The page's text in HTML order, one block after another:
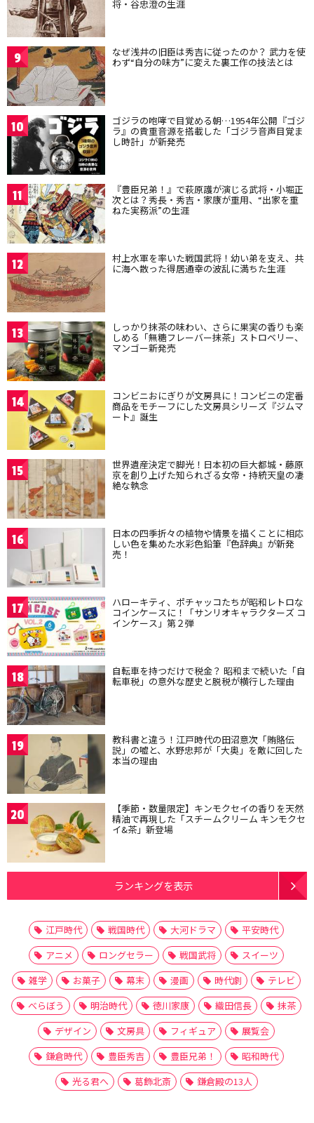
将・谷忠澄の生涯
9 なぜ浅井の旧臣は秀吉に従ったのか？ 武力を使
わず“自分の味方”に変えた裏工作の技法とは
10 ゴジラの咆哮で目覚める朝…1954年公開『ゴジ
ラ』の貴重音源を搭載した「ゴジラ音声目覚ま
し時計」が新発売
11 『豊臣兄弟！』で萩原護が演じる武将・小堀正
次とは？秀長・秀吉・家康が重用、“出家を重
ねた実務派”の生涯
12 村上水軍を率いた戦国武将！幼い弟を支え、共
に海へ散った得居通幸の波乱に満ちた生涯
13 しっかり抹茶の味わい、さらに果実の香りも楽
しめる「無糖フレーバー抹茶」ストロベリー、
マンゴー新発売
14 コンビニおにぎりが文房具に！コンビニの定番
商品をモチーフにした文房具シリーズ『ジムマ
ート』誕生
15 世界遺産決定で脚光！日本初の巨大都城・藤原
京を創り上げた知られざる女帝・持統天皇の凄
絶な執念
16 日本の四季折々の植物や情景を描くことに相応
しい色を集めた水彩色鉛筆『色辞典』が新発
売！
17 ハローキティ、ポチャッコたちが昭和レトロな
コインケースに！「サンリオキャラクターズ コ
インケース」第２弾
18 自転車を持つだけで税金？ 昭和まで続いた「自
転車税」の意外な歴史と脱税が横行した理由
19 教科書と違う！江戸時代の田沼意次「賄賂伝
説」の嘘と、水野忠邦が「大奥」を敵に回した
本当の理由
20 【季節・数量限定】キンモクセイの香りを天然
精油で再現した「スチームクリーム キンモクセ
イ&茶」新登場
ランキングを表示
江戸時代 戦国時代 大河ドラマ
平安時代
アニメ
ロングセラー 戦国武将
スイーツ
雑学
お菓子 幕末 漫画 時代劇
テレビ
べらぼう
明治時代 徳川家康 織田信長
抹茶
デザイン
文房具 フィギュア
展覧会
鎌倉時代
豊臣秀吉 豊臣兄弟！
昭和時代
光る君へ
葛飾北斎 鎌倉殿の13人